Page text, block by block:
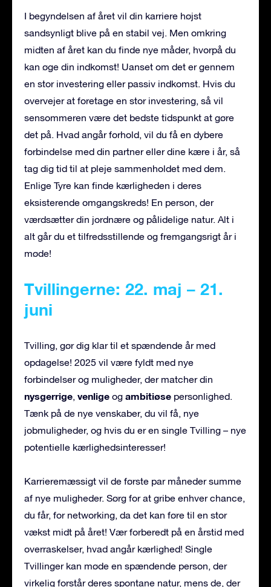
I begyndelsen af året vil din karriere højst
sandsynligt blive på en stabil vej. Men omkring
midten af året kan du finde nye måder, hvorpå du
kan øge din indkomst! Uanset om det er gennem
en stor investering eller passiv indkomst. Hvis du
overvejer at foretage en stor investering, så vil
sensommeren være det bedste tidspunkt at gøre
det på. Hvad angår forhold, vil du få en dybere
forbindelse med din partner eller dine kære i år, så
tag dig tid til at pleje sammenholdet med dem.
Enlige Tyre kan finde kærligheden i deres
eksisterende omgangskreds! En person, der
værdsætter din jordnære og pålidelige natur. Alt i
alt går du et tilfredsstillende og fremgangsrigt år i
møde!
Tvillingerne: 22. maj – 21.
juni
Tvilling, gør dig klar til et spændende år med
opdagelse! 2025 vil være fyldt med nye
forbindelser og muligheder, der matcher din
nysgerrige, venlige og ambitiøse personlighed.
Tænk på de nye venskaber, du vil få, nye
jobmuligheder, og hvis du er en single Tvilling – nye
potentielle kærlighedsinteresser!
Karrieremæssigt vil de første par måneder summe
af nye muligheder. Sørg for at gribe enhver chance,
du får, for networking, da det kan føre til en stor
vækst midt på året! Vær forberedt på en årstid med
overraskelser, hvad angår kærlighed! Single
Tvillinger kan møde en spændende person, der
virkelig forstår deres spontane natur, mens de, der